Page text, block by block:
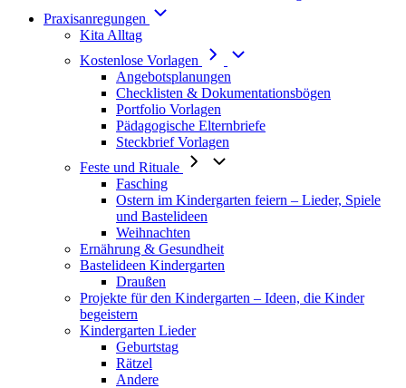
Praxisanregungen
Kita Alltag
Kostenlose Vorlagen
Angebotsplanungen
Checklisten & Dokumentationsbögen
Portfolio Vorlagen
Pädagogische Elternbriefe
Steckbrief Vorlagen
Feste und Rituale
Fasching
Ostern im Kindergarten feiern – Lieder, Spiele
und Bastelideen
Weihnachten
Ernährung & Gesundheit
Bastelideen Kindergarten
Draußen
Projekte für den Kindergarten – Ideen, die Kinder
begeistern
Kindergarten Lieder
Geburtstag
Rätzel
Andere